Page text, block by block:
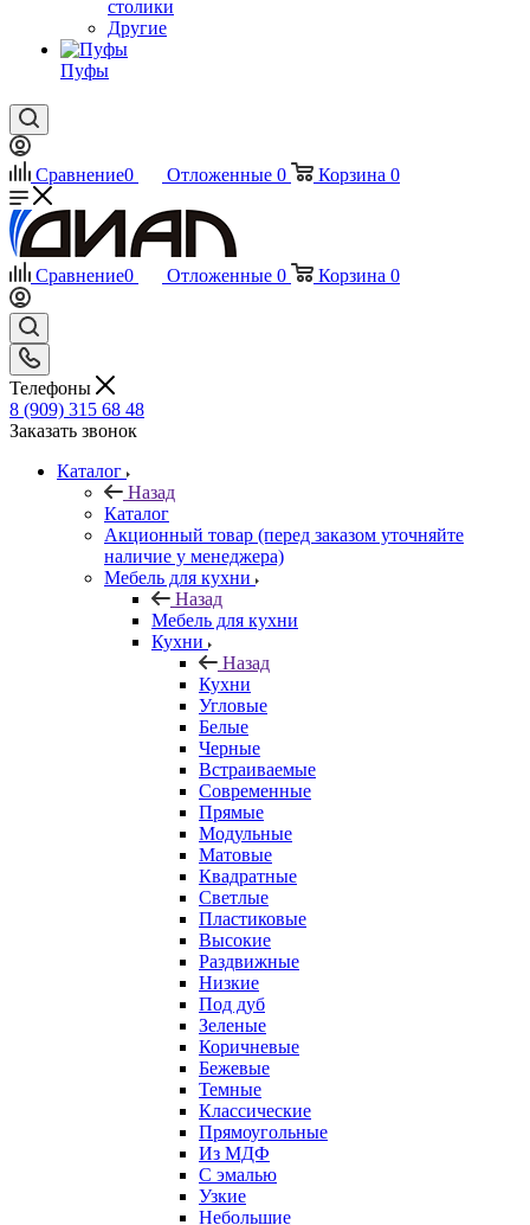
столики
Другие
Пуфы
Сравнение0 Отложенные 0 Корзина 0
Сравнение0 Отложенные 0 Корзина 0
Телефоны
8 (909) 315 68 48
Заказать звонок
Каталог
Назад
Каталог
Акционный товар (перед заказом уточняйте
наличие у менеджера)
Мебель для кухни
Назад
Мебель для кухни
Кухни
Назад
Кухни
Угловые
Белые
Черные
Встраиваемые
Современные
Прямые
Модульные
Матовые
Квадратные
Светлые
Пластиковые
Высокие
Раздвижные
Низкие
Под дуб
Зеленые
Коричневые
Бежевые
Темные
Классические
Прямоугольные
Из МДФ
С эмалью
Узкие
Небольшие